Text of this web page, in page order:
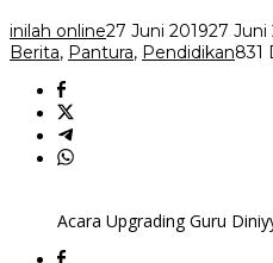
Diniyah
menjadi
Sarat
di
inilah online27 Juni 201927 Juni
Berita, Pantura, Pendidikan831
Acara Upgrading Guru